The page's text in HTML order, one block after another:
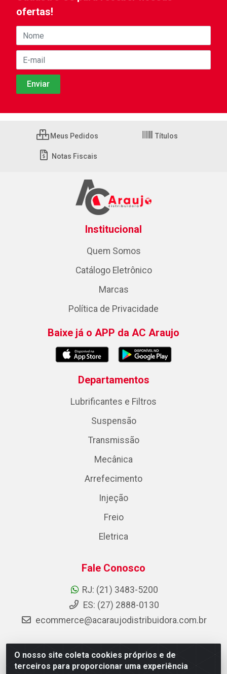
O nosso site coleta cookies próprios e de
terceiros para proporcionar uma experiência
ofertas!
Meus Pedidos Títulos
Notas Fiscais
Institucional
Quem Somos
Catálogo Eletrônico
Marcas
Política de Privacidade
Baixe já o APP da AC Araujo
Departamentos
Lubrificantes e Filtros
Suspensão
Transmissão
Mecânica
Arrefecimento
Injeção
Freio
Eletrica
Fale Conosco
RJ: (21) 3483-5200
ES: (27) 2888-0130
ecommerce@acaraujodistribuidora.com.br
AC Araujo Distribuidora - Rua Carneiro de Campos, 42 -